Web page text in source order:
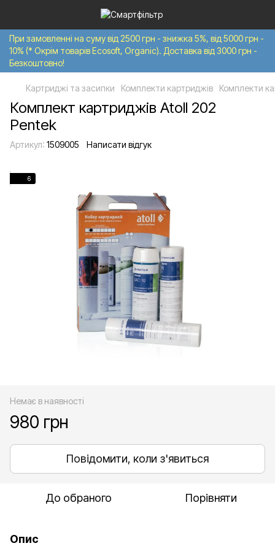
При замовленні на суму від 2500 грн - знижка 5%, від 5000 грн -
10% (* Окрім товарів Ecosoft, Organic). Доставка від 3000 грн -
Безкоштовно!
Картриджі та засипки Комплекти картриджів Комплекти
Комплект картриджів Atoll 202
Pentek
Артикул: 1509005 Написати відгук
6
Немає в наявності
980 грн
Повідомити, коли з'явиться
До обраного Порівняти
Опис